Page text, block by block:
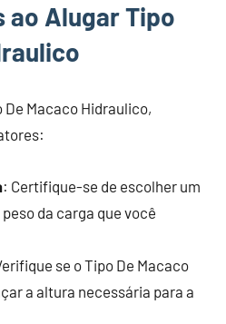
ao Alugar Tipo
Macaco Hidraulico,
: Certifique-se de escolher um
da carga que você
se o Tipo De Macaco
a altura necessária para a